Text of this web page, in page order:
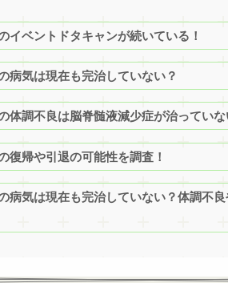
イベントドタキャンが続いている！
病気は現在も完治していない？
体調不良は脳脊髄液減少症が治っていな
復帰や引退の可能性を調査！
病気は現在も完治していない？体調不